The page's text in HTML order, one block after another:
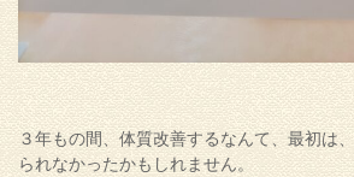
３年もの間、体質改善するなんて、最初は
られなかったかもしれません。